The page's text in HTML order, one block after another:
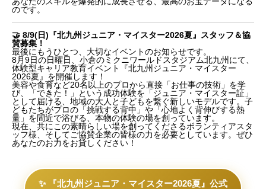
のです。
🤝 8/9(日)『北九州ジュニア・マイスター2026夏』スタッフ＆協
賛募集！
最後にもうひとつ、大切なイベントのお知らせです。
8月9日の日曜日、小倉のミクニワールドスタジアム北九州にて、
体験型キャリア教育イベント『北九州ジュニア・マイスター
2026夏』を開催します！
美容や食育など20名以上のプロから直接「お仕事の技術」を学
び、「できた！」という成功体験を「ジュニア・マイスター証」
として届ける、地域の大人と子どもを繋ぐ新しいモデルです。子
どもたちがプロの「挑戦する背中」や「心地よく背伸びする熱
量」を間近で浴びる、本物の体験の場を創っています。
現在、共にこの素晴らしい場を創ってくださるボランティアスタ
ッフ様、そしてご協賛企業の皆様の力を必要としています。ぜひ
あなたのお力をお貸しください！
✨ 『北九州ジュニア・マイスター2026夏』公式
📢 7/12(日)『福岡おもしろお仕事体験』in 赤煉瓦文
化館へ無料招待！
スキルは、本番のプレッシャーの中でしか磨かれな
い
洗練されたプロに欠かせない、大切な「えみルー
ル」
💡 今日から「覚悟の先払い」を始める2つのヒント
🤝 8/9(日)『北九州ジュニア・マイスター2026夏』
スタッフ＆協賛募集！